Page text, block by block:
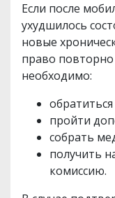
Если после
ухудшилось
новые
право
необходимо:
пройти
собрать
получить
комиссию.